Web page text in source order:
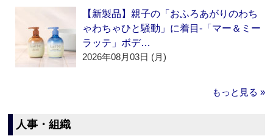
【新製品】親子の「おふろあがりのわち
ゃわちゃひと騒動」に着目‐「マー＆ミー
ラッテ」ボデ…
2026年08月03日 (月)
もっと見る »
人事・組織